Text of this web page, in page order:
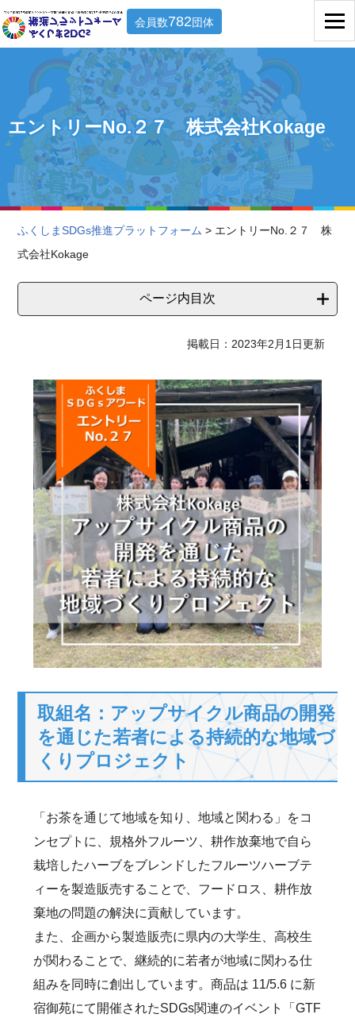
会員数782団体
エントリーNo.２７ 株式会社Kokage
ふくしまSDGs推進プラットフォーム > エントリーNo.２７ 株
式会社Kokage
ページ内目次
掲載日：2023年2月1日更新
取組名：アップサイクル商品の開発
を通じた若者による持続的な地域づ
くりプロジェクト
「お茶を通じて地域を知り、地域と関わる」をコ
ンセプトに、規格外フルーツ、耕作放棄地で自ら
栽培したハーブをブレンドしたフルーツハーブテ
ィーを製造販売することで、フードロス、耕作放
棄地の問題の解決に貢献しています。
また、企画から製造販売に県内の大学生、高校生
が関わることで、継続的に若者が地域に関わる仕
組みを同時に創出しています。商品は 11/5.6 に新
宿御苑にて開催されたSDGs関連のイベント「GTF